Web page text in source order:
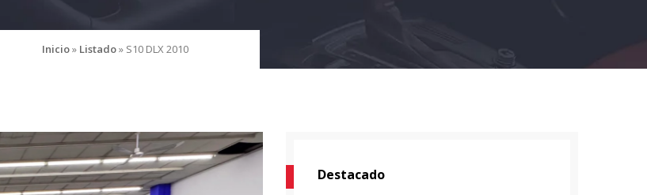
Inicio» Listado» S10 DLX 2010
Destacado